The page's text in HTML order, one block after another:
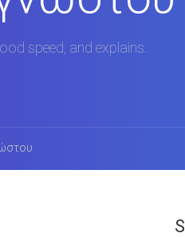
speed, and explains.